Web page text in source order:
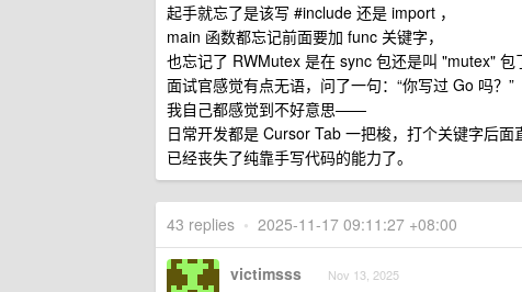
起手就忘了是该写 #include 还是 import ，
main 函数都忘记前面要加 func 关键字，
也忘记了 RWMutex 是在 sync 包还是叫 "mutex" 包
面试官感觉有点无语，问了一句：“你写过 Go 吗？”
我自己都感觉到不好意思——
日常开发都是 Cursor Tab 一把梭，打个关键字后面
已经丧失了纯靠手写代码的能力了。
43 replies • 2025-11-17 09:11:27 +08:00
victimsss Nov 13, 2025